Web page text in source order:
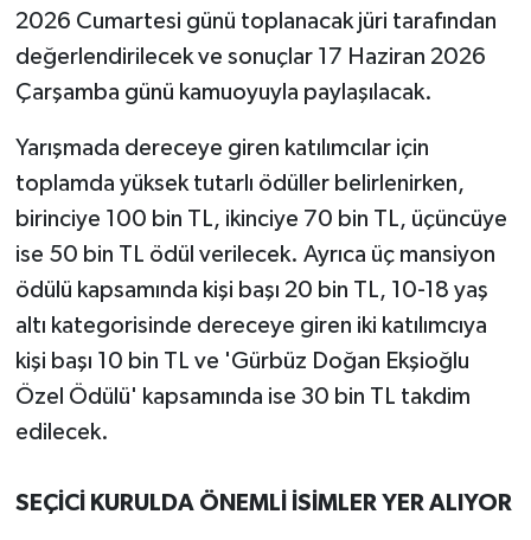
2026 Cumartesi günü toplanacak jüri tarafından
değerlendirilecek ve sonuçlar 17 Haziran 2026
Çarşamba günü kamuoyuyla paylaşılacak.
Yarışmada dereceye giren katılımcılar için
toplamda yüksek tutarlı ödüller belirlenirken,
birinciye 100 bin TL, ikinciye 70 bin TL, üçüncüye
ise 50 bin TL ödül verilecek. Ayrıca üç mansiyon
ödülü kapsamında kişi başı 20 bin TL, 10-18 yaş
altı kategorisinde dereceye giren iki katılımcıya
kişi başı 10 bin TL ve 'Gürbüz Doğan Ekşioğlu
Özel Ödülü' kapsamında ise 30 bin TL takdim
edilecek.
SEÇİCİ KURULDA ÖNEMLİ İSİMLER YER ALIYOR